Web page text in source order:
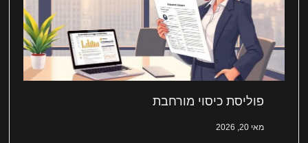
פוליסת כיסוי מורחבת
מאי 20, 2026